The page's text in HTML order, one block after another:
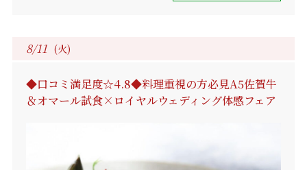
8/11 (火)
◆口コミ満足度☆4.8◆料理重視の方必見A5佐賀牛
＆オマール試食×ロイヤルウェディング体感フェア